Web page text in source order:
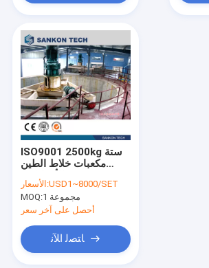
آلة تصنيع بلوك الخرسانة الأوتوماتيكية
آلة تصنيع البلوك شبه الأوتوماتيكية
آلة الطوب AAC
آلة لوحة الجدار خفيفة الوزن
الأوتوكلاف AAC
خط إنتاج الخرسانة المعقمة بالبخار المضغوط
آلة بلوك الطوب
آلة تصنيع بلوك الخرسانة المتنقلة
ISO9001 2500kg ستة
مكعبات خلاط الطين
الأسعار:USD1~8000/SET
MOQ:
1 مجموعة
أحصل على آخر سعر
ﺎﺘﺼﻟ ﺍﻶﻧ